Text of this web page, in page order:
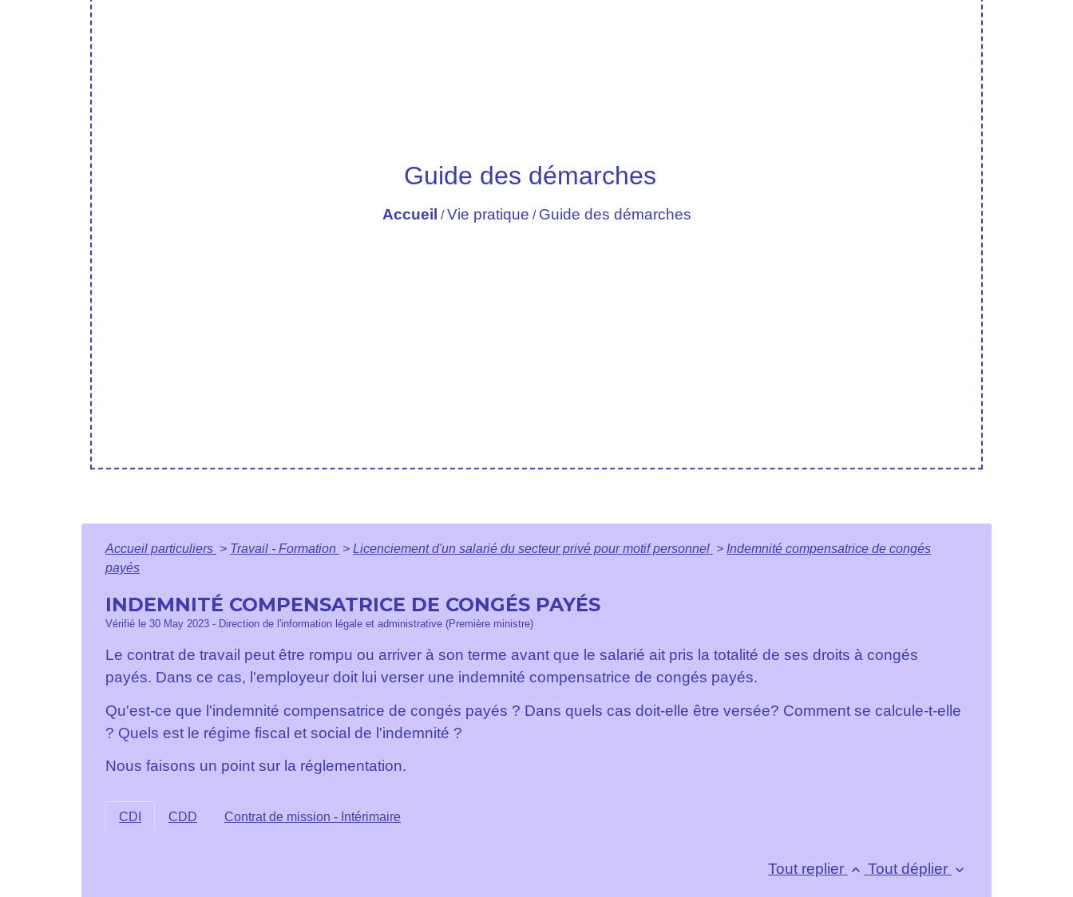
Guide des démarches
Accueil /Vie pratique / Guide des démarches
Accueil particuliers > Travail - Formation > Licenciement d'un salarié du secteur privé pour motif personnel > Indemnité compensatrice de congés
payés
INDEMNITÉ COMPENSATRICE DE CONGÉS PAYÉS
Vérifié le 30 May 2023 - Direction de l'information légale et administrative (Première ministre)
Le contrat de travail peut être rompu ou arriver à son terme avant que le salarié ait pris la totalité de ses droits à congés
payés. Dans ce cas, l'employeur doit lui verser une indemnité compensatrice de congés payés.
Qu'est-ce que l'indemnité compensatrice de congés payés ? Dans quels cas doit-elle être versée? Comment se calcule-t-elle
? Quels est le régime fiscal et social de l'indemnité ?
Nous faisons un point sur la réglementation.
CDI CDD Contrat de mission - Intérimaire
Tout replier keyboard_arrow_up Tout déplier keyboard_arrow_down